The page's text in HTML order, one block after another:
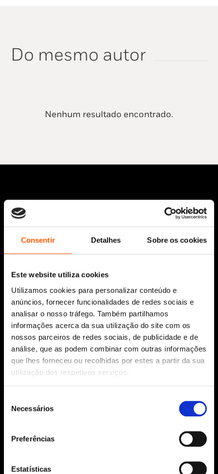
Consentir Detalhes Sobre os cookies
Este website utiliza cookies
Utilizamos cookies para personalizar conteúdo e
anúncios, fornecer funcionalidades de redes sociais e
analisar o nosso tráfego. Também partilhamos
informações acerca da sua utilização do site com os
nossos parceiros de redes sociais, de publicidade e de
análise, que as podem combinar com outras informações
que lhes forneceu ou recolhidas por estes a partir da sua
utilização dos respetivos serviços.
Necessários
Preferências
Estatísticas
Do mesmo autor
Nenhum resultado encontrado.
Siga-nos:
Política de Cookies
Política de segurança e privacidade
Ajuda, Termos e Condições
© 2026 Penguin Random House Grupo Editorial
Unipessoal Lda.
Sobre nós
Bolsas Literárias